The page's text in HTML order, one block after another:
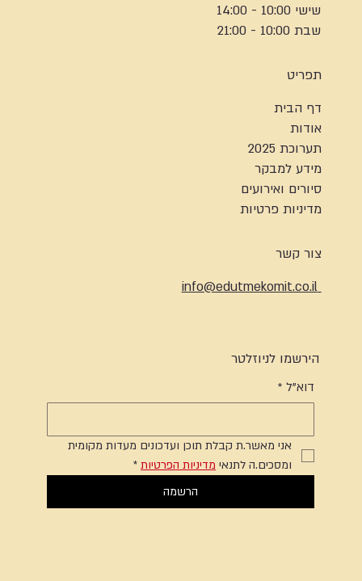
שישי 10:00 - 14:00
שבת 10:00 - 21:00
תפריט
דף הבית
אודות
תערוכת 2025
מידע למבקר
סיורים ואירועים
מדיניות פרטיות
צור קשר
info@edutmekomit.co.il
הירשמו לניוזלטר
דוא"ל *
אני מאשר.ת קבלת תוכן ועדכונים מעדות מקומית
ומסכים.ה לתנאי מדיניות הפרטיות *
הרשמה